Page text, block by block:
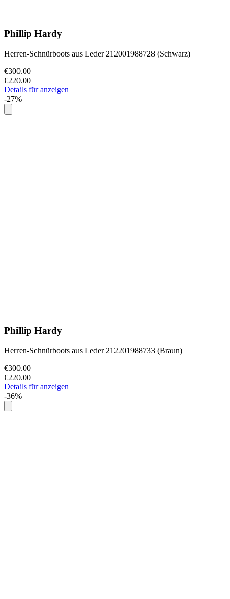
Phillip Hardy
Herren-Schnürboots aus Leder 212001988728 (Schwarz)
€300.00
€220.00
Details für anzeigen
-27%
Phillip Hardy
Herren-Schnürboots aus Leder 212201988733 (Braun)
€300.00
€220.00
Details für anzeigen
-36%